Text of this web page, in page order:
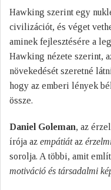
Hawking szerint egy
civilizációt, és véget
aminek fejlesztésére a
Hawking nézete szerint,
növekedését szeretné
hogy az emberi lények
össze.
Daniel Goleman, az
írója az empátiátaz
sorolja. A többi, amit
motiváció és társadalmi